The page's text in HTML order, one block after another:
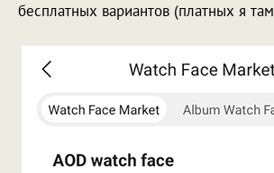
бесплатных вариантов (платных я